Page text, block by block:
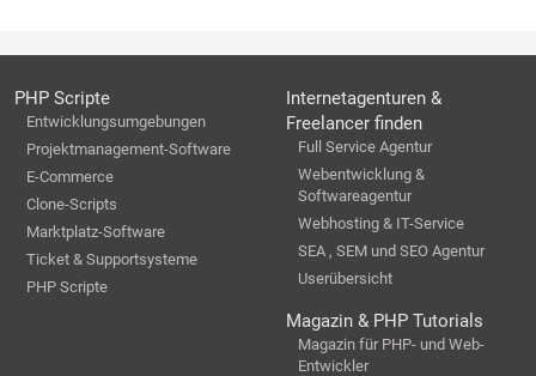
PHP Scripte
Entwicklungsumgebungen
Projektmanagement-Software
E-Commerce
Clone-Scripts
Marktplatz-Software
Ticket & Supportsysteme
PHP Scripte
Internetagenturen &
Freelancer finden
Full Service Agentur
Webentwicklung &
Softwareagentur
Webhosting & IT-Service
SEA , SEM und SEO Agentur
Userübersicht
Magazin & PHP Tutorials
Magazin für PHP- und Web-
Entwickler